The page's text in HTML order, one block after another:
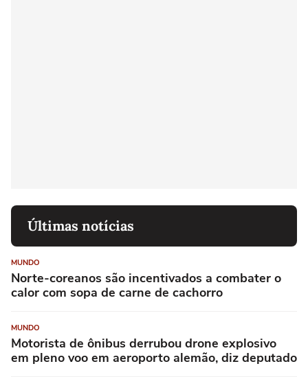
Últimas notícias
MUNDO
Norte-coreanos são incentivados a combater o
calor com sopa de carne de cachorro
MUNDO
Motorista de ônibus derrubou drone explosivo
em pleno voo em aeroporto alemão, diz deputado